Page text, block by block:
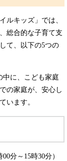
ルキッズ」では、
総合的な子育て支
て、以下の5つの
に、こども家庭
の家庭が、安心し
います。
分～15時30分）